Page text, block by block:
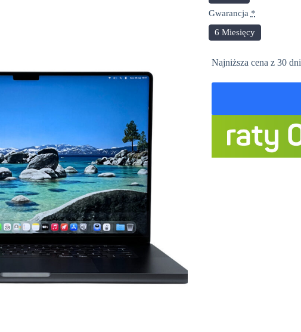
Gwarancja *
6 Miesięcy
Najniższa cena z 30 dni